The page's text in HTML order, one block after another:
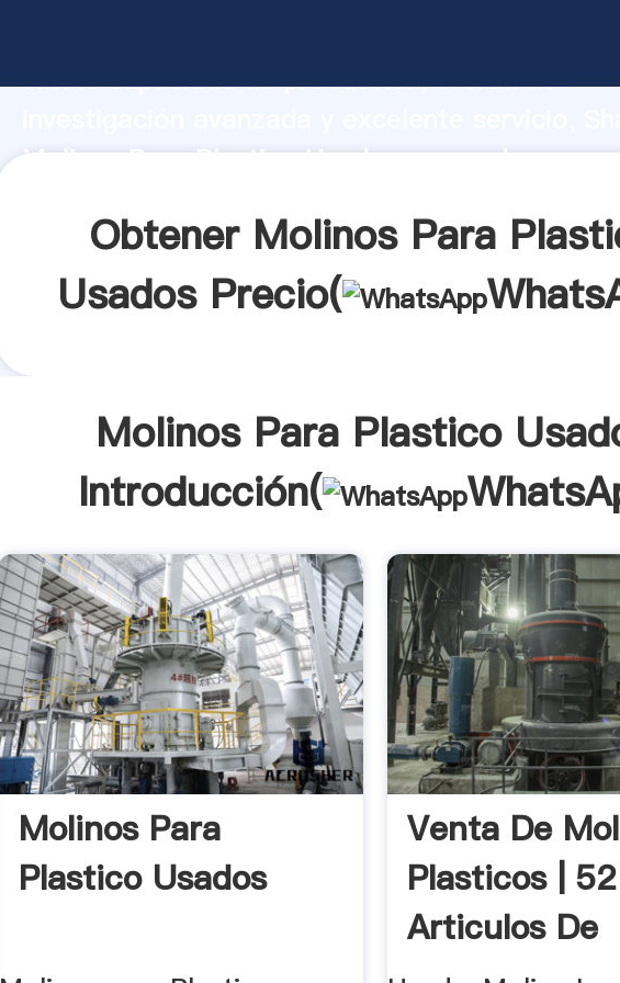
fuerte capacidad de producción, fuerza de
Molinos Para Plastico Usados proveedor crea
Obtener Molinos Para
Usados Precio(
Molinos Para Plastico
Introducción(
Molinos Para
Plastico Usados
Venta De
Plasticos | 52
Articulos De